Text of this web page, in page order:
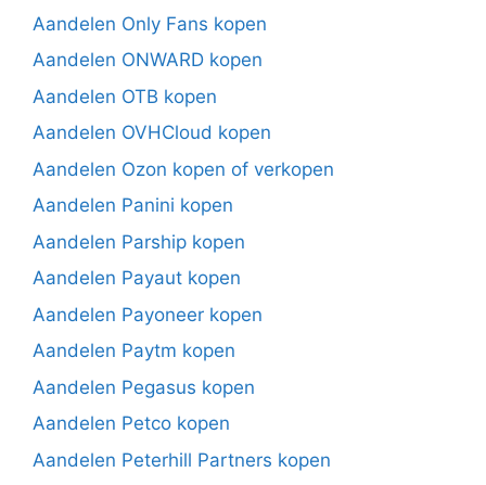
Aandelen Only Fans kopen
Aandelen ONWARD kopen
Aandelen OTB kopen
Aandelen OVHCloud kopen
Aandelen Ozon kopen of verkopen
Aandelen Panini kopen
Aandelen Parship kopen
Aandelen Payaut kopen
Aandelen Payoneer kopen
Aandelen Paytm kopen
Aandelen Pegasus kopen
Aandelen Petco kopen
Aandelen Peterhill Partners kopen